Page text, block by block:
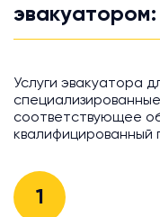
Услуги эвакуатора
соответствующее
квалифицированный
1